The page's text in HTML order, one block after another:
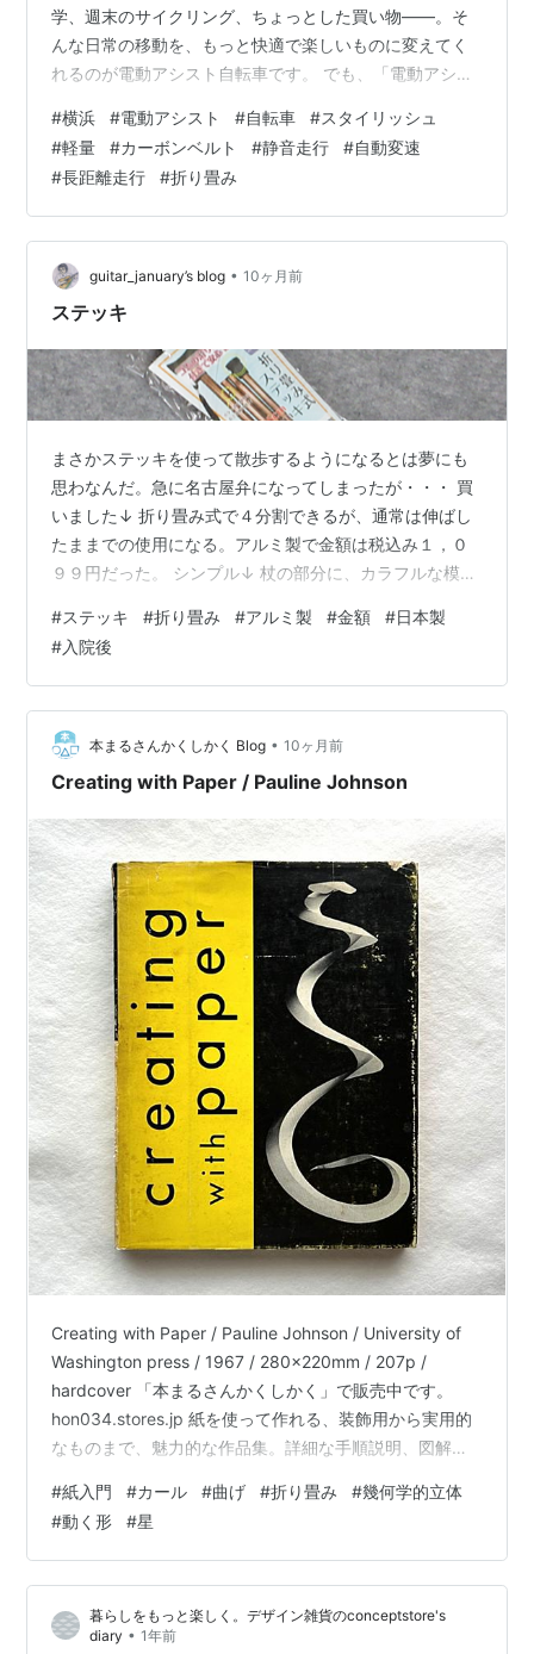
学、週末のサイクリング、ちょっとした買い物――。そ
んな日常の移動を、もっと快適で楽しいものに変えてく
れるのが電動アシスト自転車です。 でも、「電動アシス
思っていませんか？そんな常識を覆すのが、世界10万人
以上のユーザーに選ばれている革新的な電動アシスト自
転車ブランドです。 洗練されたスタイリッシュなデザイ
ンと最新テクノロジーを融合させ、自動変速システムや
メンテナンスフリーのカーボンベルトドライブなど、従
来の電動アシスト自転車の「あったらいい…
#横浜 #電動アシスト #自転車 #スタイリッシュ
#軽量 #カーボンベルト #静音走行 #自動変速
#長距離走行 #折り畳み
guitar_january’s blog • 10ヶ月前
ステッキ
まさかステッキを使って散歩するようになるとは夢にも
思わなんだ。急に名古屋弁になってしまったが・・・ 買
いました↓ 折り畳み式で４分割できるが、通常は伸ばし
たままでの使用になる。アルミ製で金額は税込み１，０
９９円だった。 シンプル↓ 杖の部分に、カラフルな模様
で８６ｃｍだが、背筋を伸ばして歩くには丁度良い長さ
だった。男女兼用なので最短７６ｃｍは納得できる。 日
本製↓ 僅かの期間だったが入院後、足腰が弱った気がす
る。時々足がもつれる事があるが、笑えたのは杖につま
ずいたこと🤣 古いブログ記事からは下記にリンクできま
せん。 中央マンドリンクラブのペ…
#ステッキ #折り畳み #アルミ製 #金額 #日本製
#入院後
本まるさんかくしかく Blog • 10ヶ月前
Creating with Paper / Pauline Johnson
Creating with Paper / Pauline Johnson / University of
Washington press / 1967 / 280x220mm / 207p /
hardcover 「本まるさんかくしかく」で販売中です。
hon034.stores.jp 紙を使って作れる、装飾用から実用的
なものまで、魅力的な作品集。詳細な手順説明、図解、
だけで大いに満足。
#紙入門 #カール #曲げ #折り畳み #幾何学的立体
#動く形 #星
暮らしをもっと楽しく。デザイン雑貨のconceptstore's
diary • 1年前